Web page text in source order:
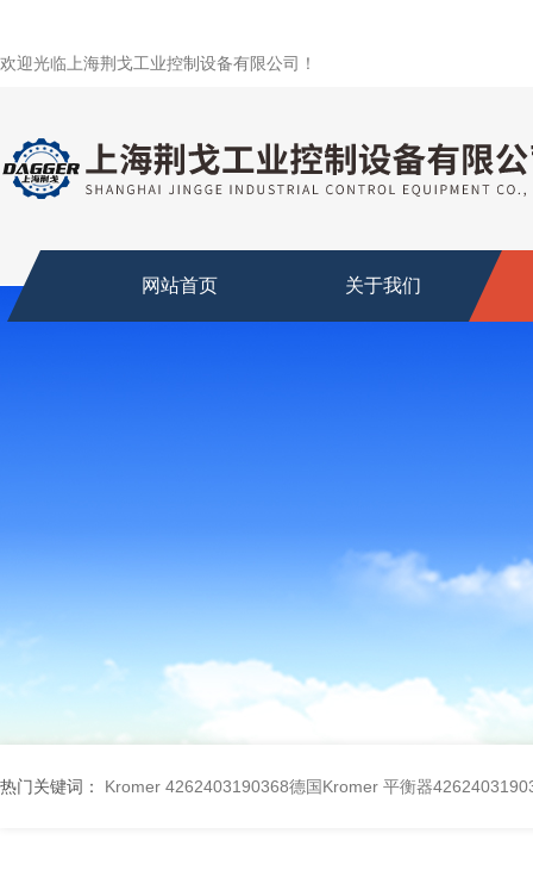
欢迎光临上海荆戈工业控制设备有限公司！
网站首页 关于我们
热门关键词： Kromer 4262403190368德国Kromer 平衡器